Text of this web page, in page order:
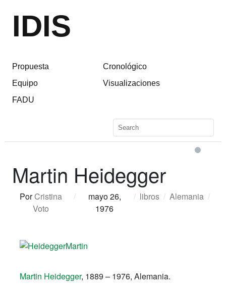
IDIS
Propuesta
Equipo
FADU
Cronológico
Visualizaciones
Martin Heidegger
PorCristina
Voto
/
mayo 26,
1976
/ libros / Alemania /
Martin Heidegger, 1889 – 1976, Alemania.